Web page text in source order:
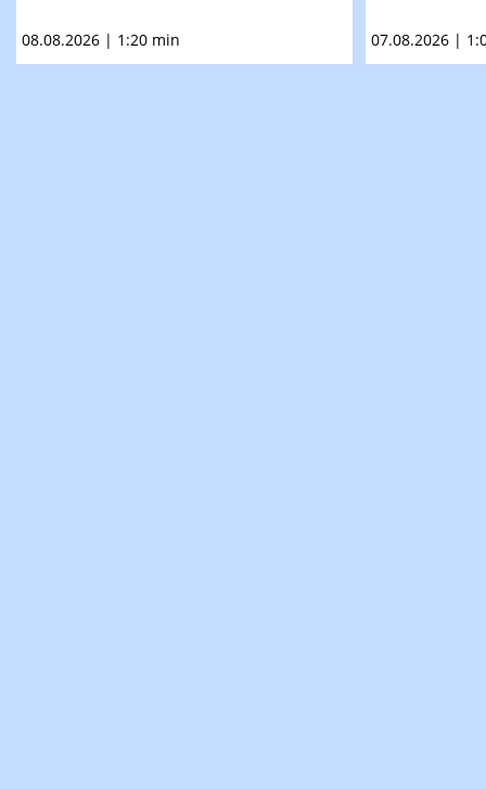
08.08.2026 | 1:20 min 07.08.2026 |